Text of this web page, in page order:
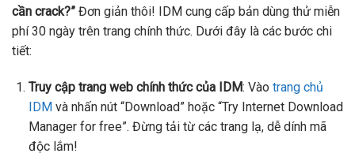
cần crack?” Đơn giản thôi! IDM cung cấp bản dùng thử miễn
phí 30 ngày trên trang chính thức. Dưới đây là các bước chi
tiết:
Truy cập trang web chính thức của IDM: Vào trang chủ
IDMvà nhấn nút “Download” hoặc “Try Internet Download
Manager for free”. Đừng tải từ các trang lạ, dễ dính mã
độc lắm!